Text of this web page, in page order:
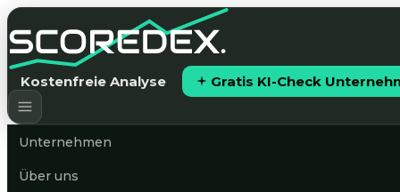
Kostenfreie Analyse Gratis KI-Check
Unternehmen
Über uns